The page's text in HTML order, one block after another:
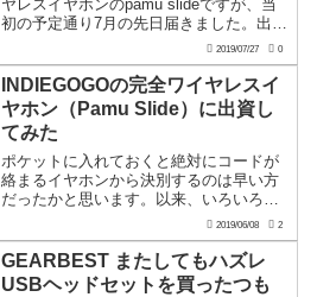
ヤレスイヤホンのpamu slideですが、当
初の予定通り7月の先日届きました。出資
時の記事はこちら発送時にトラッキング
の情報がメールてきてまして、そこから
調べたらシンガポールからの発送のよう
です。
2019/07/27 0
INDIEGOGOの完全ワイヤレスイ
ヤホン（Pamu Slide）に出資し
てみた
ポケットに入れておくと絶対にコードが
絡まるイヤホンから決別するのは早い方
だったかと思います。以来、いろいろと
Bluetoothのイヤホン、ヘッドホンを試し
てきました。しかし、私の使っていたの
は左右がつながっていたのでワイヤレス
ではなかったよ...
2019/06/08 2
GEARBEST またしてもハズレ
USBヘッドセットを買ったつも